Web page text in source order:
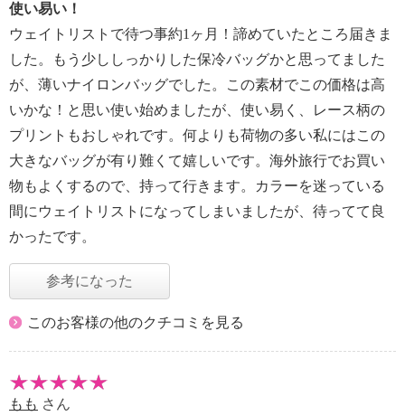
使い易い！
ウェイトリストで待つ事約1ヶ月！諦めていたところ届きま
した。もう少ししっかりした保冷バッグかと思ってました
が、薄いナイロンバッグでした。この素材でこの価格は高
いかな！と思い使い始めましたが、使い易く、レース柄の
プリントもおしゃれです。何よりも荷物の多い私にはこの
大きなバッグが有り難くて嬉しいです。海外旅行でお買い
物もよくするので、持って行きます。カラーを迷っている
間にウェイトリストになってしまいましたが、待ってて良
かったです。
参考になった
このお客様の他のクチコミを見る
もも さん